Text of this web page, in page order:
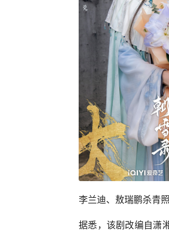
李兰迪、敖瑞鹏杀青照
据悉，该剧改编自潇